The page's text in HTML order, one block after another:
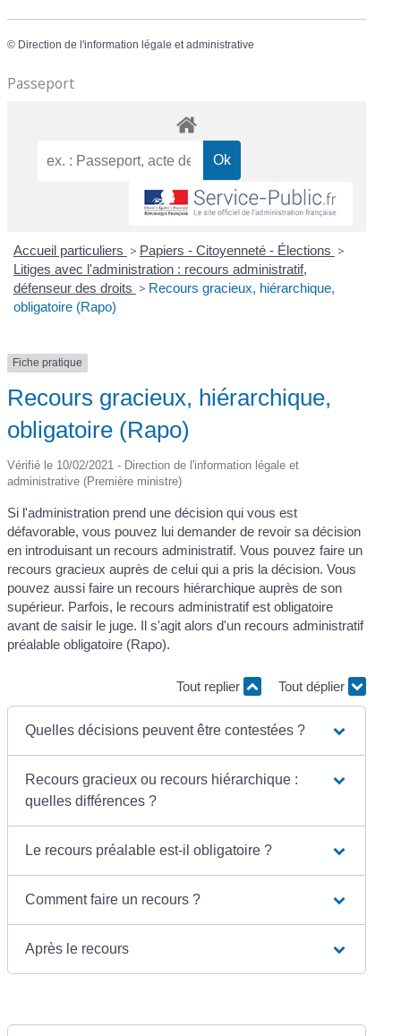
© Direction de l'information légale et administrative
Passeport
Accueil particuliers > Papiers - Citoyenneté - Élections >
Litiges avec l'administration : recours administratif,
défenseur des droits > Recours gracieux, hiérarchique,
obligatoire (Rapo)
Fiche pratique
Recours gracieux, hiérarchique,
obligatoire (Rapo)
Vérifié le 10/02/2021 - Direction de l'information légale et
administrative (Première ministre)
Si l'administration prend une décision qui vous est
défavorable, vous pouvez lui demander de revoir sa décision
en introduisant un recours administratif. Vous pouvez faire un
recours gracieux auprès de celui qui a pris la décision. Vous
pouvez aussi faire un recours hiérarchique auprès de son
supérieur. Parfois, le recours administratif est obligatoire
avant de saisir le juge. Il s'agit alors d'un recours administratif
préalable obligatoire (Rapo).
Tout replier Tout déplier
Quelles décisions peuvent être contestées ?
Recours gracieux ou recours hiérarchique :
quelles différences ?
Le recours préalable est-il obligatoire ?
Comment faire un recours ?
Après le recours